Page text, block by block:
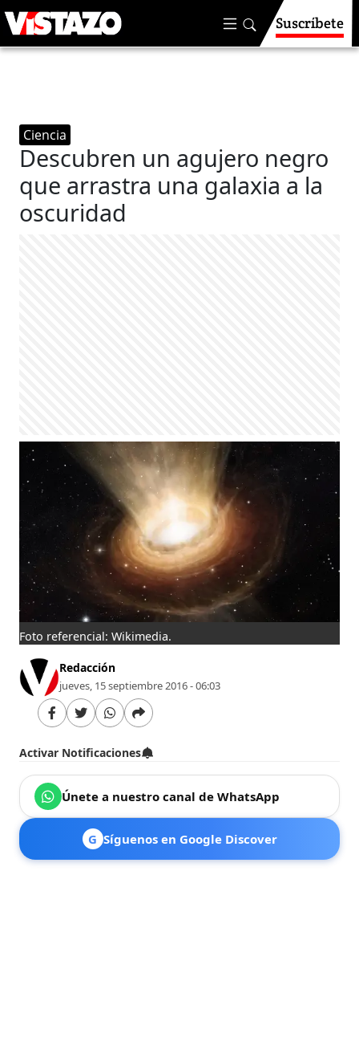
Suscríbete
Ciencia
Descubren un agujero negro
que arrastra una galaxia a la
oscuridad
Foto referencial: Wikimedia.
Redacción
jueves, 15 septiembre 2016 - 06:03
Activar Notificaciones
Únete a nuestro canal de WhatsApp
G Síguenos en Google Discover